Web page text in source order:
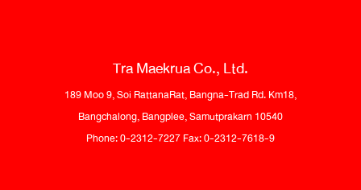
Tra Maekrua Co., Ltd.
189 Moo 9, Soi RattanaRat, Bangna-Trad Rd. Km18,
Bangchalong, Bangplee, Samutprakarn 10540
Phone: 0-2312-7227 Fax: 0-2312-7618-9